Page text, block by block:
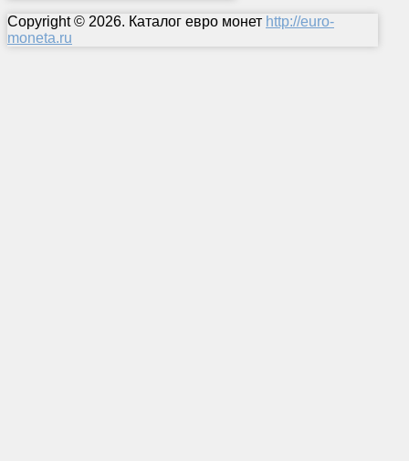
Copyright © 2026. Каталог евро монет http://euro-
moneta.ru